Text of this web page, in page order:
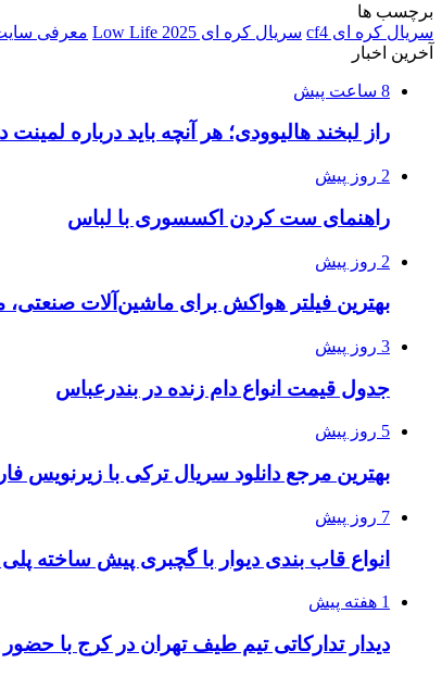
برچسب ها
سریال کره ای cf4
سریال کره ای Low Life 2025
معرفی
آخرین اخبار
8 ساعت پیش
راز لبخند هالیوودی؛ هر آنچه باید درباره لمینت
2 روز پیش
راهنمای ست کردن اکسسوری با لباس
2 روز پیش
بهترین فیلتر هواکش برای ماشین‌آلات
3 روز پیش
جدول قیمت انواع دام زنده در بندرعباس
5 روز پیش
بهترین مرجع دانلود سریال ترکی با
7 روز پیش
انواع قاب بندی دیوار با گچبری پیش ساخته
1 هفته پیش
دیدار تدارکاتی تیم طیف تهران در کرج با